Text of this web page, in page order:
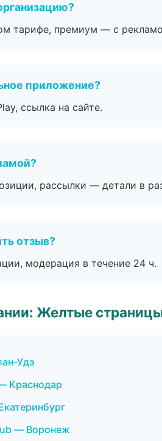
тарифе, премиум — с
приложение?
ссылка на сайте.
рассылки — детали в
отзыв?
модерация в течение 24 ч.
Желтые
Удэ
Краснодар
— Воронеж